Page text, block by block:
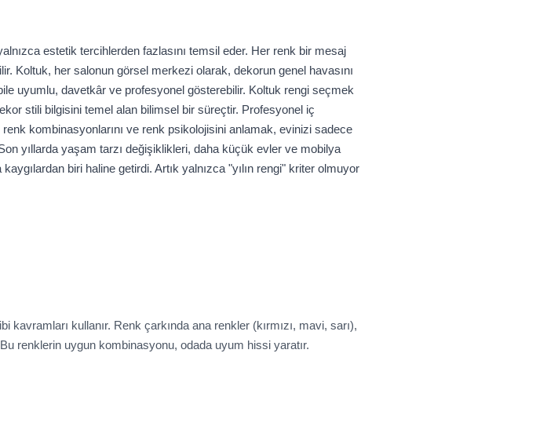
estetik tercihlerden fazlasını temsil eder. Her renk bir mesaj
Koltuk, her salonun görsel merkezi olarak, dekorun genel havasını
uyumlu, davetkâr ve profesyonel gösterebilir. Koltuk rengi seçmek
stili bilgisini temel alan bilimsel bir süreçtir. Profesyonel iç
kombinasyonlarını ve renk psikolojisini anlamak, evinizi sadece
yıllarda yaşam tarzı değişiklikleri, daha küçük evler ve mobilya
biri haline getirdi. Artık yalnızca "yılın rengi" kriter olmuyor
kullanır. Renk çarkında ana renkler (kırmızı, mavi, sarı),
renklerin uygun kombinasyonu, odada uyum hissi yaratır.